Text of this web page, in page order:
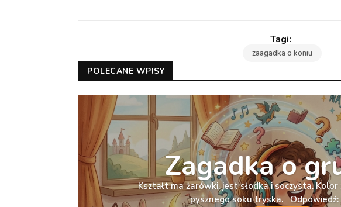
zaagadka o koniu
POLECANE WPISY
Zagadka o
Kształt ma żarówki, jest słodka i soczysta.
pysznego soku tryska. Odpowiedź: